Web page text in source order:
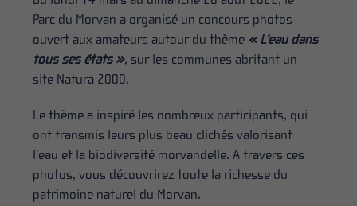
Parc du Morvan a organisé un concours photos
ouvert aux amateurs autour du thème « L’eau dans
tous ses états », sur les communes abritant un
site Natura 2000.
Le thème a inspiré les nombreux participants, qui
ont transmis leurs plus beau clichés valorisant
l’eau et la biodiversité morvandelle. A travers ces
photos, vous découvrirez toute la richesse du
patrimoine naturel du Morvan.